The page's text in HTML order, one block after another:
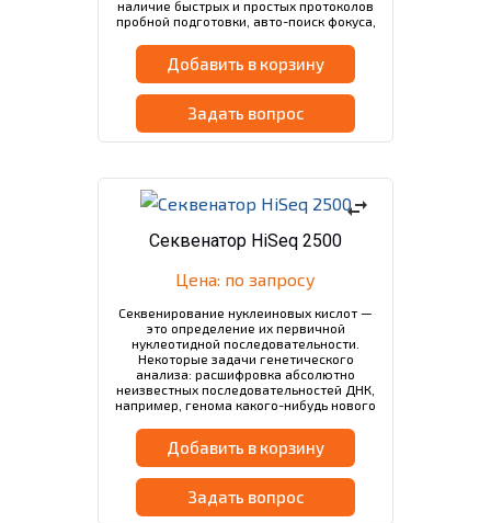
наличие быстрых и простых протоколов
пробной подготовки, авто-поиск фокуса,
Добавить в корзину
Задать вопрос
swap_horiz
Секвенатор HiSeq 2500
Цена: по запросу
Секвенирование нуклеиновых кислот —
это определение их первичной
нуклеотидной последовательности.
Некоторые задачи генетического
анализа: расшифровка абсолютно
неизвестных последовательностей ДНК,
например, генома какого-нибудь нового
Добавить в корзину
Задать вопрос